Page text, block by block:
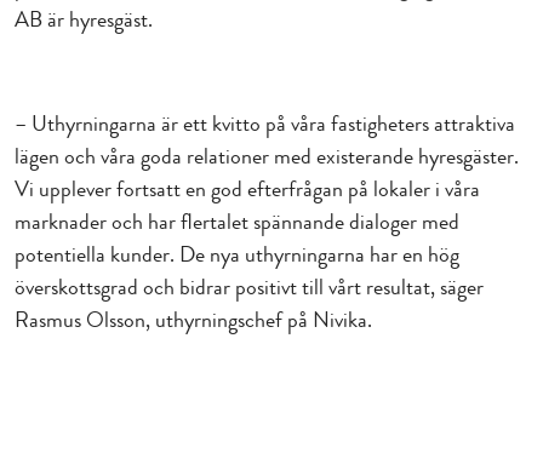
AB är hyresgäst.
– Uthyrningarna är ett kvitto på våra fastigheters attraktiva
lägen och våra goda relationer med existerande hyresgäster.
Vi upplever fortsatt en god efterfrågan på lokaler i våra
marknader och har flertalet spännande dialoger med
potentiella kunder. De nya uthyrningarna har en hög
överskottsgrad och bidrar positivt till vårt resultat, säger
Rasmus Olsson, uthyrningschef på Nivika.